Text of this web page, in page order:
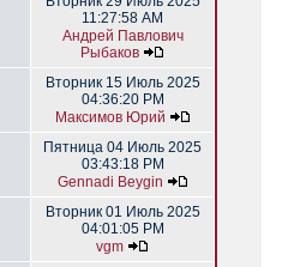
11:27:58 AM
Андрей Павлович
Рыбаков
Вторник 15 Июль 2025
04:36:20 PM
Максимов Юрий
Пятница 04 Июль 2025
03:43:18 PM
Gennadi Beygin
Вторник 01 Июль 2025
04:01:05 PM
vgm